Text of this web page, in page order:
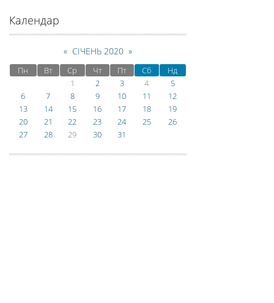
Календар
« СІЧЕНЬ 2020 »
Пн Вт Ср Чт Пт Сб
Нд
1
2 3 4
5
6
7 8 9 10 11
12
13
14 15 16 17 18
19
20
21 22 23 24 25
26
27
28 29 30 31